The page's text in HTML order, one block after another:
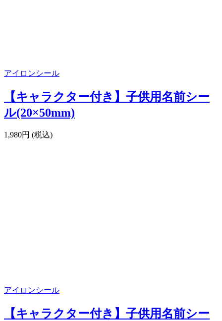
アイロンシール
【キャラクター付き】子供用名前シー
ル(20×50mm)
1,980円 (税込)
アイロンシール
【キャラクター付き】子供用名前シー